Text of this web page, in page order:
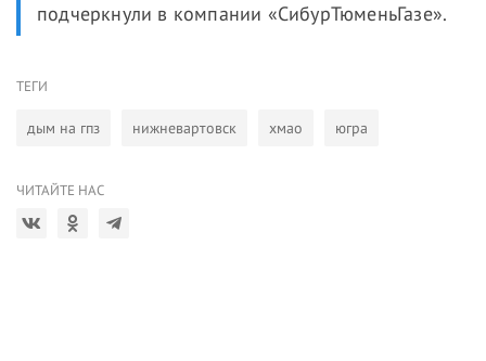
подчеркнули в компании «СибурТюменьГазе».
ТЕГИ
дым на гпз нижневартовск хмао югра
ЧИТАЙТЕ НАС